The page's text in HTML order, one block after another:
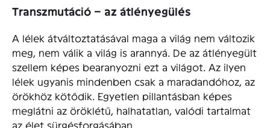
Transzmutáció – az átlényegülés
A lélek átváltoztatásával maga a világ nem változik
meg, nem válik a világ is arannyá. De az átlényegült
szellem képes bearanyozni ezt a világot. Az ilyen
lélek ugyanis mindenben csak a maradandóhoz, az
örökhöz kötődik. Egyetlen pillantásban képes
meglátni az öröklétű, halhatatlan, valódi tartalmat
az élet sürgésforgásában.